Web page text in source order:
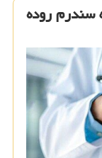
سندرم روده